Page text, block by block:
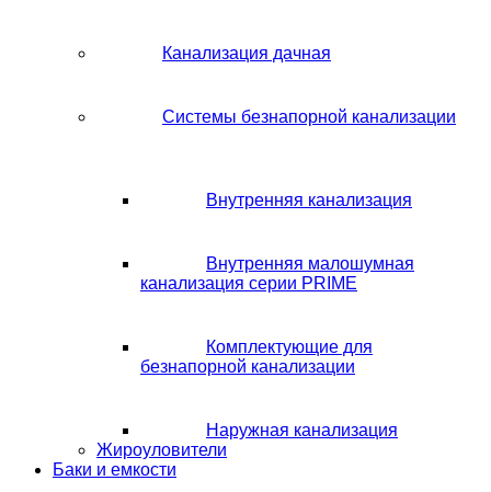
Канализация дачная
Системы безнапорной канализации
Внутренняя канализация
Внутренняя малошумная
канализация серии PRIME
Комплектующие для
безнапорной канализации
Наружная канализация
Жироуловители
Баки и емкости